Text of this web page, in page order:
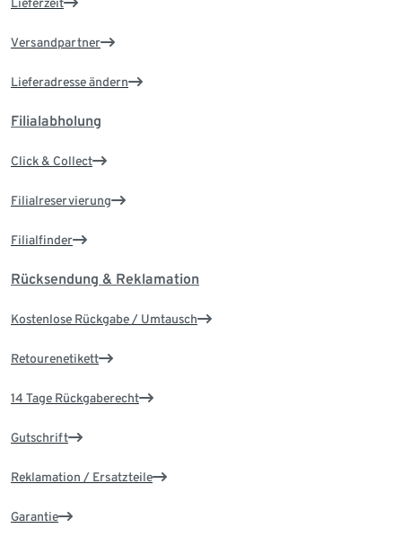
Versandpartner
Lieferadresse ändern
Filialabholung
Click & Collect
Filialreservierung
Filialfinder
Rücksendung & Reklamation
Kostenlose Rückgabe / Umtausch
Retourenetikett
14 Tage Rückgaberecht
Gutschrift
Reklamation / Ersatzteile
Garantie